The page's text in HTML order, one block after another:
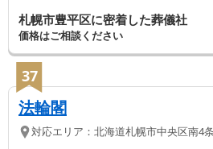
札幌市豊平区に密着した葬儀社
価格はご相談ください
37
法輪閣
対応エリア： 北海道札幌市中央区南4